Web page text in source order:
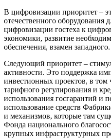
В цифровизации приоритет –
отечественного оборудования
цифровизации гостеха к
экономики, развитие
обеспечения, взамен западного.
Следующий приоритет –
активности. Это поддержка
инвестионных проектов, в том
тарифного регулирования и
использования госгарантий и
использование средств
и механизмов, которые там
Фонда национального
крупных инфраструктурных